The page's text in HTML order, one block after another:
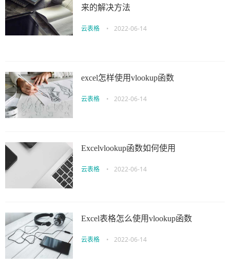
来的解决方法
云表格 • 2022-06-14
excel怎样使用vlookup函数
云表格 • 2022-06-14
Excelvlookup函数如何使用
云表格 • 2022-06-14
Excel表格怎么使用vlookup函数
云表格 • 2022-06-14